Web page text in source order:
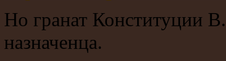
Но гранат Конституции
назначенца.